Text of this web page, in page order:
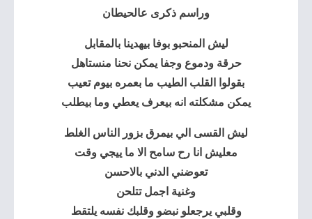
وراسم ذكرى عالحيطان
ليش المنحبو بوفا بيهدينا بالمقابل
حرقة ودموع وجفا يمكن نحنا منستاهل
بقولوا القلب الطيب ما بعمره بيوم تعيب
يمكن مشكلته انه بيعرف يعطي وما بيطلب
ليش القسى الي بيمرق بزور الناس الغلط
معليش انا رح سامح الا ما ييجي وقت
تعوضني الدني بالاحسن
وغنية اجمل تتلحن
وقلبي يرجعلو نبضو وقلبك نفسه يلتقط